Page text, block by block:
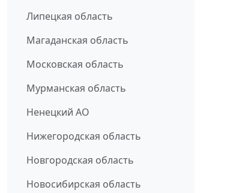
Липецкая область
Магаданская область
Московская область
Мурманская область
Ненецкий АО
Нижегородская область
Новгородская область
Новосибирская область